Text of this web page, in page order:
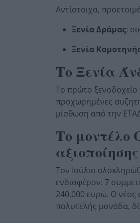
Αντίστοιχα,
Ξενία Δράμας:
Ξενία
Το Ξενία
Το πρώτο ξενοδοχείο
προχωρημένες
μίσθωση από την
Το μοντέλο
αξιοποίησης
Τον Ιούλιο
ενδιαφέρον: 7
240.000 ευρώ. Ο νέος
πολυτελής μονάδα,